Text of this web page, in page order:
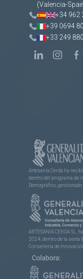
(Valencia-
+34 962
+39 0694
+33 249
Artesanía Cerdá ha
dentro del programa de
Demográfico, gestionado
ARTESANIA CERDA SL,
2024, dentro de la
Conselleria de